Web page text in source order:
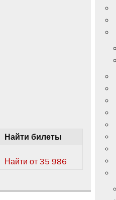
Найти билеты
Найти от 35 986